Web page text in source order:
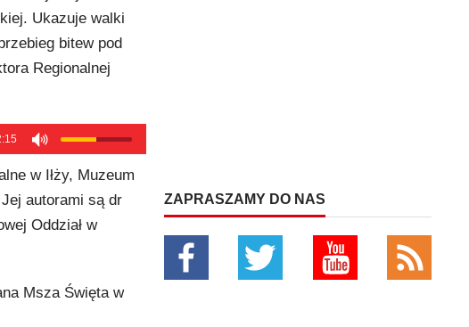
Ukazuje walki
bitew pod
Regionalnej
w Iłży, Muzeum
autorami są dr
Oddział w
Msza Święta w
ZAPRASZAMY DO NAS